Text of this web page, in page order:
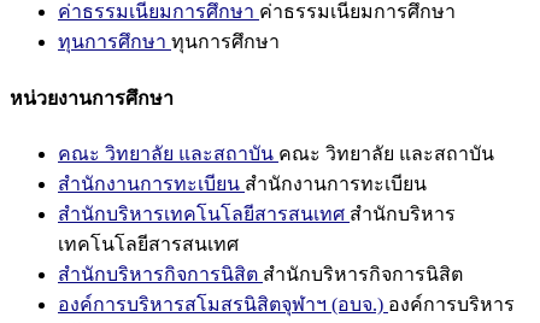
ค่าธรรมเนียมการศึกษา ค่าธรรมเนียมการศึกษา
ทุนการศึกษา ทุนการศึกษา
หน่วยงานการศึกษา
คณะ วิทยาลัย และสถาบัน คณะ วิทยาลัย และสถาบัน
สำนักงานการทะเบียน สำนักงานการทะเบียน
สำนักบริหารเทคโนโลยีสารสนเทศ สำนักบริหาร
เทคโนโลยีสารสนเทศ
สำนักบริหารกิจการนิสิต สำนักบริหารกิจการนิสิต
องค์การบริหารสโมสรนิสิตจุฬาฯ (อบจ.) องค์การบริหาร